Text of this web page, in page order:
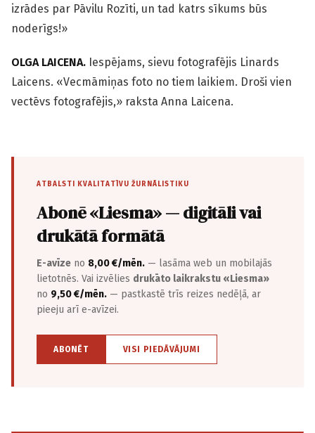
izrādes par Pāvilu Rozīti, un tad katrs sīkums būs
noderīgs!»
OLGA LAICENA. Iespējams, sievu fotografējis Linards
Laicens. «Vecmāmiņas foto no tiem laikiem. Droši vien
vectēvs fotografējis,» raksta Anna Laicena.
ATBALSTI KVALITATĪVU ŽURNĀLISTIKU
Abonē «Liesma» — digitāli vai
drukātā formātā
E-avīze no 8,00 €/mēn. — lasāma web un mobilajās
lietotnēs. Vai izvēlies drukāto laikrakstu «Liesma»
no 9,50 €/mēn. — pastkastē trīs reizes nedēļā, ar
pieeju arī e-avīzei.
ABONĒT VISI PIEDĀVĀJUMI